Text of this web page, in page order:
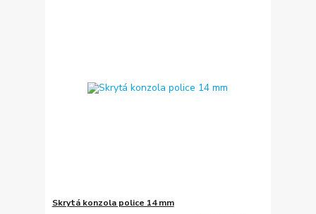
Skrytá konzola police 14 mm